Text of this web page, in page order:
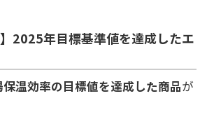
2025年目標基準値を達成したエ
温効率の目標値を達成した商品が